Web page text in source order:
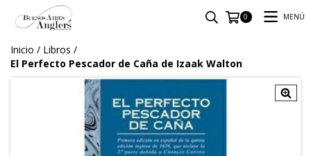
0 MENÚ
Inicio / Libros /
El Perfecto Pescador de Caña de Izaak Walton